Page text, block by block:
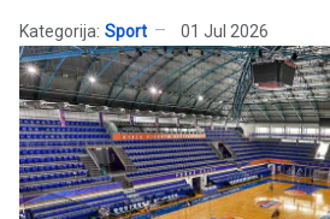
Kategorija: Sport 01 Jul 2026